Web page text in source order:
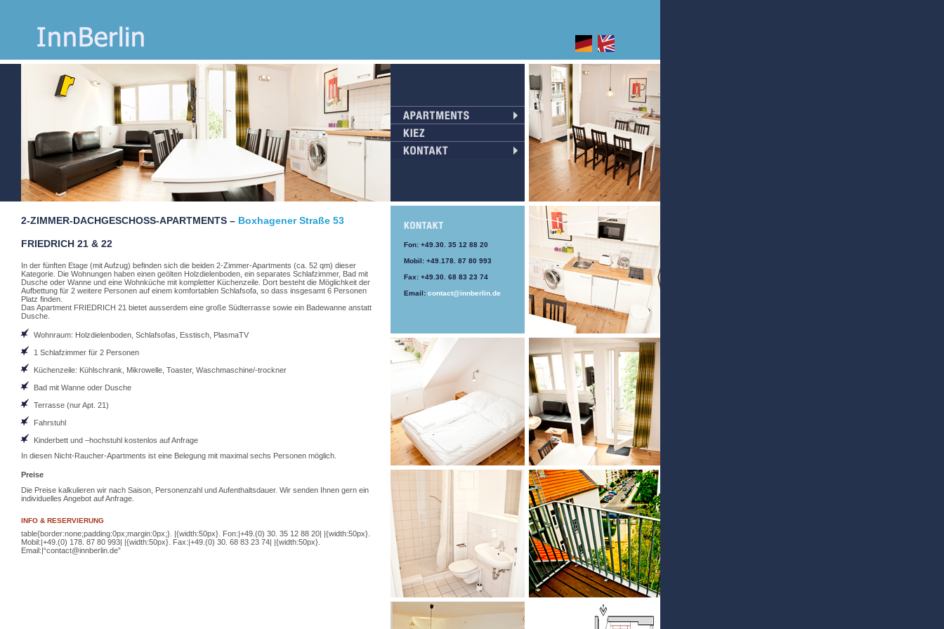
2-ZIMMER-DACHGESCHOSS-APARTMENTS – Boxhagener Straße 53
FRIEDRICH 21 & 22
In der fünften Etage (mit Aufzug) befinden sich die beiden 2-Zimmer-Apartments (ca. 52 qm) dieser
Kategorie. Die Wohnungen haben einen geölten Holzdielenboden, ein separates Schlafzimmer, Bad mit
Dusche oder Wanne und eine Wohnküche mit kompletter Küchenzeile. Dort besteht die Möglichkeit der
Aufbettung für 2 weitere Personen auf einem komfortablen Schlafsofa, so dass insgesamt 6 Personen
Platz finden.
Das Apartment FRIEDRICH 21 bietet ausserdem eine große Südterrasse sowie ein Badewanne anstatt
Dusche.
Wohnraum: Holzdielenboden, Schlafsofas, Esstisch, PlasmaTV
1 Schlafzimmer für 2 Personen
Küchenzeile: Kühlschrank, Mikrowelle, Toaster, Waschmaschine/-trockner
Bad mit Wanne oder Dusche
Terrasse (nur Apt. 21)
Fahrstuhl
Kinderbett und –hochstuhl kostenlos auf Anfrage
In diesen Nicht-Raucher-Apartments ist eine Belegung mit maximal sechs Personen möglich.
Preise
Die Preise kalkulieren wir nach Saison, Personenzahl und Aufenthaltsdauer. Wir senden Ihnen gern ein
individuelles Angebot auf Anfrage.
INFO & RESERVIERUNG
table{border:none;padding:0px;margin:0px;}. |{width:50px}. Fon:|+49.(0) 30. 35 12 88 20| |{width:50px}.
Mobil:|+49.(0) 178. 87 80 993| |{width:50px}. Fax:|+49.(0) 30. 68 83 23 74| |{width:50px}.
Email:|“contact@innberlin.de”
Fon: +49.30. 35 12 88 20
Mobil: +49.178. 87 80 993
Fax: +49.30. 68 83 23 74
Email: contact@innberlin.de